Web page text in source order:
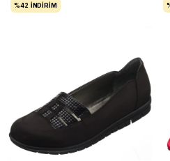
%42 İNDIRIM